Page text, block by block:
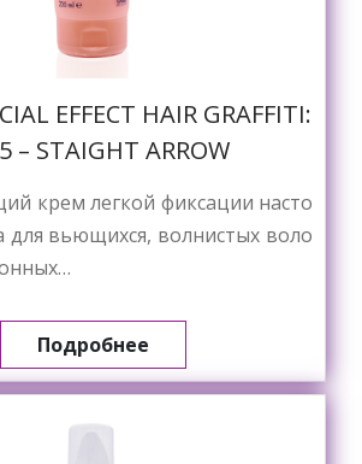
EFFECT HAIR GRAFFITI:
– STAIGHT ARROW
крем легкой фиксации насто
для вьющихся, волнистых воло
Подробнее